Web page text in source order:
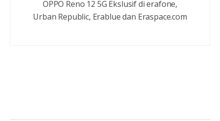
OPPO Reno 12 5G Ekslusif di erafone,
Urban Republic, Erablue dan Eraspace.com